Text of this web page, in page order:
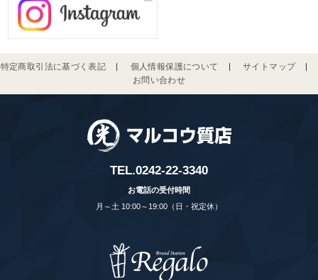
特定商取引法に基づく表記 個人情報保護について
サイトマップ
お問い合わせ
TEL.0242-22-3340
お電話の受付時間
月～土 10:00～19:00（日・祝定休）